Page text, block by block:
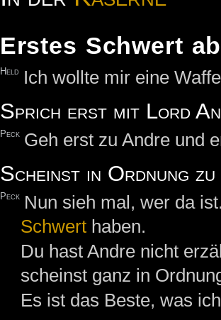
Erstes Schwert
Held Ich wollte mir eine
Sprich erst mit Lord
Peck Geh erst zu Andre und
Scheinst in Ordnung zu
Peck Nun sieh mal, wer da
Schwerthaben.
Du hast Andre nicht
scheinst ganz in
Es ist das Beste, was